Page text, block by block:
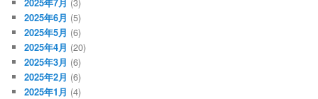
2025年6月 (5)
2025年5月 (6)
2025年4月 (20)
2025年3月 (6)
2025年2月 (6)
2025年1月 (4)